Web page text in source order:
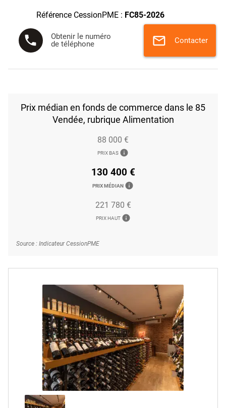
Référence CessionPME : FC85-2026
phone
Obtenir le numéro
de téléphone
mail Contacter
Prix médian en fonds de commerce dans le 85
Vendée, rubrique Alimentation
88 000 €
PRIX BAS info
130 400 €
PRIX MÉDIAN info
221 780 €
PRIX HAUT info
Source : Indicateur CessionPME